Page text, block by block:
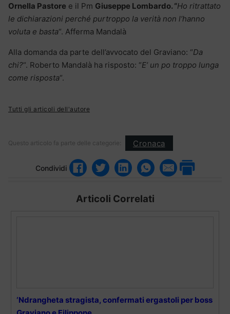
Ornella Pastore e il Pm Giuseppe Lombardo. “Ho ritrattato
le dichiarazioni perché purtroppo la verità non l’hanno
voluta e basta“. Afferma Mandalà
Alla domanda da parte dell’avvocato del Graviano: “Da
chi?“. Roberto Mandalà ha risposto: “E’ un po troppo lunga
come risposta“.
Tutti gli articoli dell'autore
Questo articolo fa parte delle categorie: Cronaca
Condividi
Articoli Correlati
‘Ndrangheta stragista, confermati ergastoli per boss